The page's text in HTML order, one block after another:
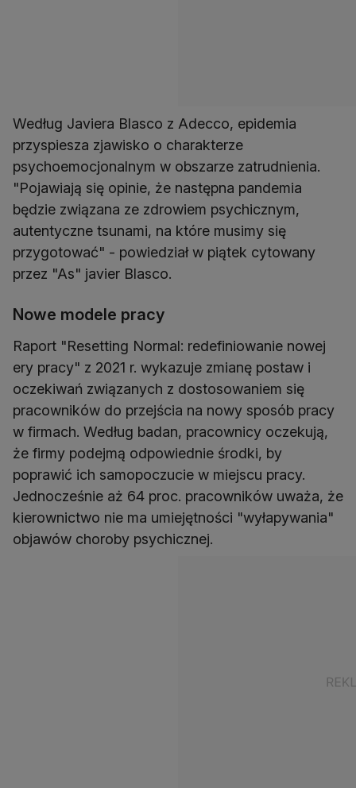
Według Javiera Blasco z Adecco, epidemia
przyspiesza zjawisko o charakterze
psychoemocjonalnym w obszarze zatrudnienia.
"Pojawiają się opinie, że następna pandemia
będzie związana ze zdrowiem psychicznym,
autentyczne tsunami, na które musimy się
przygotować" - powiedział w piątek cytowany
przez "As" javier Blasco.
Nowe modele pracy
Raport "Resetting Normal: redefiniowanie nowej
ery pracy" z 2021 r. wykazuje zmianę postaw i
oczekiwań związanych z dostosowaniem się
pracowników do przejścia na nowy sposób pracy
w firmach. Według badan, pracownicy oczekują,
że firmy podejmą odpowiednie środki, by
poprawić ich samopoczucie w miejscu pracy.
Jednocześnie aż 64 proc. pracowników uważa, że
kierownictwo nie ma umiejętności "wyłapywania"
objawów choroby psychicznej.